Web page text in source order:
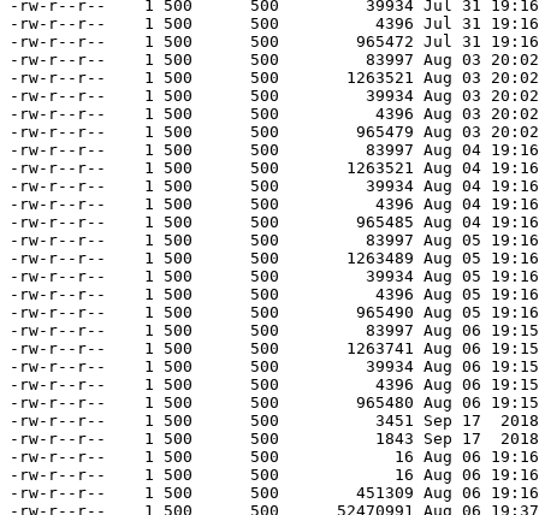
-rw-r--r--    1 500      500         39934 Jul 31
-rw-r--r--    1 500      500          4396 Jul 31
-rw-r--r--    1 500      500        965472 Jul 31
-rw-r--r--    1 500      500         83997 Aug 03
-rw-r--r--    1 500      500       1263521 Aug 03
-rw-r--r--    1 500      500         39934 Aug 03
-rw-r--r--    1 500      500          4396 Aug 03
-rw-r--r--    1 500      500        965479 Aug 03
-rw-r--r--    1 500      500         83997 Aug 04
-rw-r--r--    1 500      500       1263521 Aug 04
-rw-r--r--    1 500      500         39934 Aug 04
-rw-r--r--    1 500      500          4396 Aug 04
-rw-r--r--    1 500      500        965485 Aug 04
-rw-r--r--    1 500      500         83997 Aug 05
-rw-r--r--    1 500      500       1263489 Aug 05
-rw-r--r--    1 500      500         39934 Aug 05
-rw-r--r--    1 500      500          4396 Aug 05
-rw-r--r--    1 500      500        965490 Aug 05
-rw-r--r--    1 500      500         83997 Aug 06
-rw-r--r--    1 500      500       1263741 Aug 06
-rw-r--r--    1 500      500         39934 Aug 06
-rw-r--r--    1 500      500          4396 Aug 06
-rw-r--r--    1 500      500        965480 Aug 06
-rw-r--r--    1 500      500          3451 Sep 17
-rw-r--r--    1 500      500          1843 Sep 17
-rw-r--r--    1 500      500            16 Aug 06
-rw-r--r--    1 500      500            16 Aug 06
-rw-r--r--    1 500      500        451309 Aug 06
-rw-r--r--    1 500      500      52470991 Aug 06